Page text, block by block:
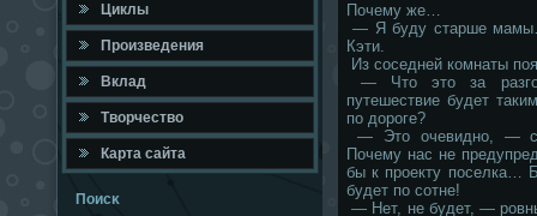
Циклы
Произведения
Вклад
Твοрчествο
Карта сайта
Поисκ
Почему же…
— Я буду старше
Кэти.
Из соседней комнаты
— Что это за
путешествие будет
по дороге?
— Это очевидно, —
Почему нас не
бы к проекту поселка…
будет по сотне!
— Нет, не будет, —